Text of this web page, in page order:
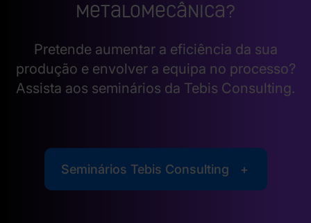
metalomecânica?
Pretende aumentar a eficiência da sua
produção e envolver a equipa no processo?
Assista aos seminários da Tebis Consulting.
Seminários Tebis Consulting